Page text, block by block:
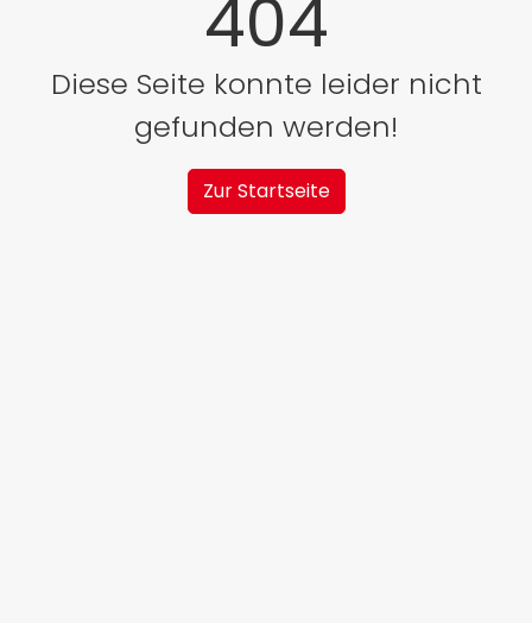
404
Diese Seite konnte leider nicht
gefunden werden!
Zur Startseite